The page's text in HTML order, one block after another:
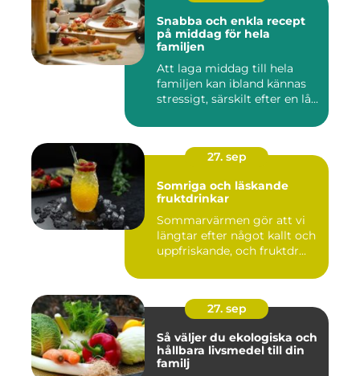
Snabba och enkla recept
på middag för hela
familjen
Att laga middag till hela
familjen kan ibland kännas
stressigt, särskilt efter en lå...
27. sep
Somriga och läskande
fruktdrinkar
Sommarvärmen gör att vi
längtar efter något kallt och
uppfriskande, och fruktdr...
27. sep
Så väljer du ekologiska och
hållbara livsmedel till din
familj